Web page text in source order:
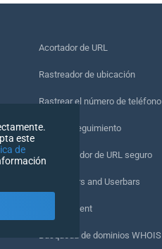
Acortador de URL
Rastreador de ubicación
Rastrear el número de teléfono
Píxel de seguimiento
Comprobador de URL seguro
IP Counters and Userbars
Mi UserAgent
Búsqueda de dominios WHOIS
este
de